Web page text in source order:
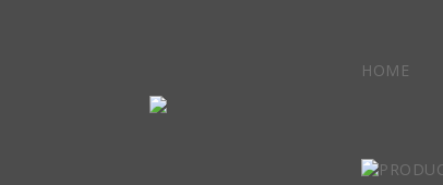
HOME